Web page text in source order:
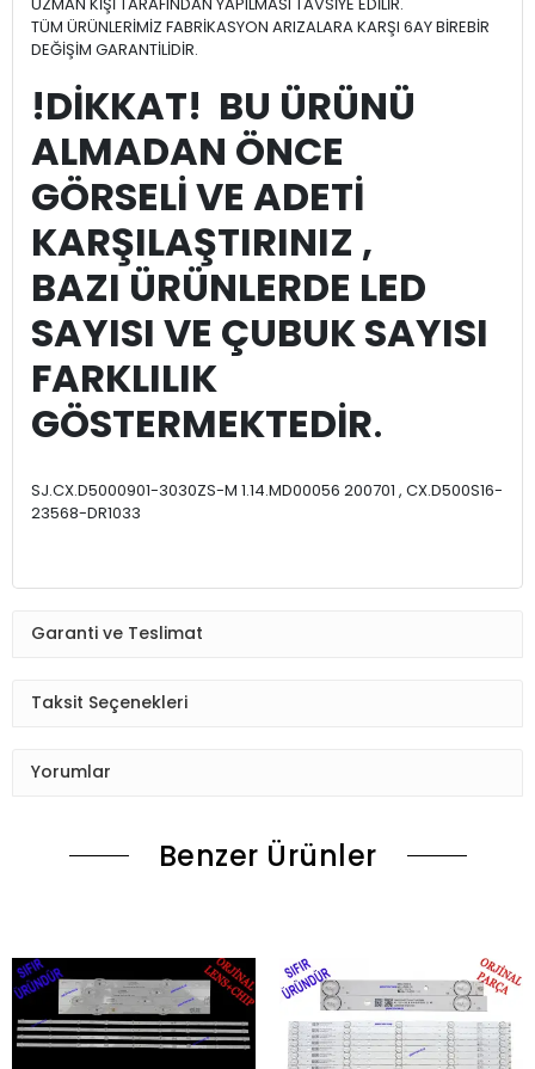
TÜM ÜRÜNLERİMİZ FABRİKASYON ARIZALARA KARŞI 6AY BİREBİR
DEĞİŞİM GARANTİLİDİR.
!DİKKAT! BU ÜRÜNÜ
ALMADAN ÖNCE
GÖRSELİ VE ADETİ
KARŞILAŞTIRINIZ ,
BAZI ÜRÜNLERDE LED
SAYISI VE ÇUBUK SAYISI
FARKLILIK
GÖSTERMEKTEDİR.
SJ.CX.D5000901-3030ZS-M 1.14.MD00056 200701 , CX.D500S16-
23568-DR1033
Garanti ve Teslimat
Taksit Seçenekleri
Yorumlar
Benzer Ürünler